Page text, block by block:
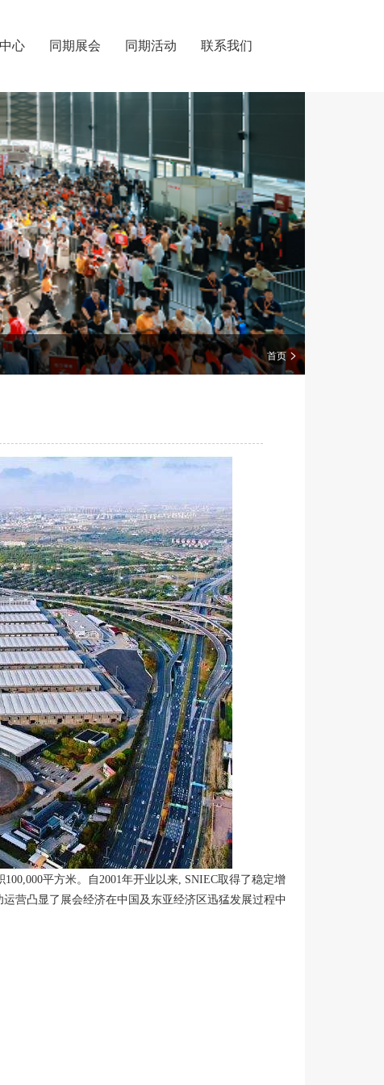
心 同期展会 同期活动 联系我们
首页>
平方米。自2001年开业以来, SNIEC取得了稳定增
营凸显了展会经济在中国及东亚经济区迅猛发展过程中